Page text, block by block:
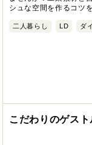
シュな空間を作るコツ
二人暮らし LD ダ
こだわりのゲスト